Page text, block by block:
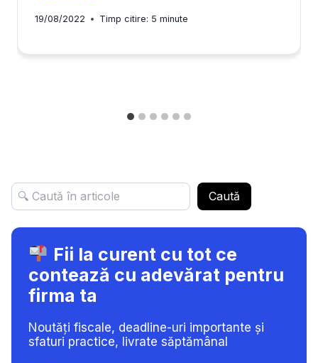
19/08/2022 Timp citire: 5 minute
Caută
Fii la curent cu tot ce
contează cu adevărat pentru
firma ta
Noutăți fiscale, deadline-uri importante și
sfaturi practice, livrate săptămânal